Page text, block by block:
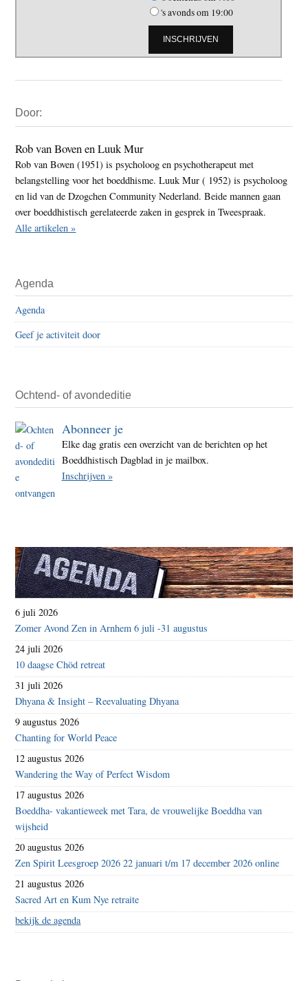
's avonds om 19:00
Sidebar
Door:
Rob van Boven en Luuk Mur
Rob van Boven (1951) is psycholoog en psychotherapeut met
belangstelling voor het boeddhisme. Luuk Mur ( 1952) is psycholoog
en lid van de Dzogchen Community Nederland. Beide mannen gaan
over boeddhistisch gerelateerde zaken in gesprek in Tweespraak.
Alle artikelen »
Agenda
Agenda
Geef je activiteit door
Ochtend- of avondeditie
Abonneer je
Elke dag gratis een overzicht van de berichten op het
Boeddhistisch Dagblad in je mailbox.
Inschrijven »
6 juli 2026
Zomer Avond Zen in Arnhem 6 juli -31 augustus
24 juli 2026
10 daagse Chöd retreat
31 juli 2026
Dhyana & Insight – Reevaluating Dhyana
9 augustus 2026
Chanting for World Peace
12 augustus 2026
Wandering the Way of Perfect Wisdom
17 augustus 2026
Boeddha- vakantieweek met Tara, de vrouwelijke Boeddha van
wijsheid
20 augustus 2026
Zen Spirit Leesgroep 2026 22 januari t/m 17 december 2026 online
21 augustus 2026
Sacred Art en Kum Nye retraite
bekijk de agenda